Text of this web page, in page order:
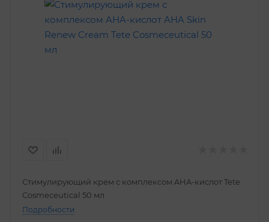
Стимулирующий крем с комплексом AHA-кислот Tete
Cosmeceutical 50 мл
Подробности